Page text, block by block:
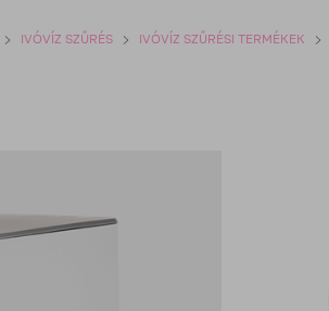
IVÓVÍZ SZŰRÉS IVÓVÍZ SZŰRÉSI TERMÉKEK